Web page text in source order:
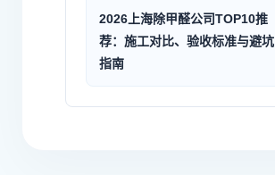
2026上海除甲醛公司TOP10推
荐：施工对比、验收标准与避坑
指南